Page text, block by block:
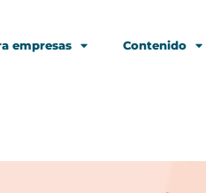
empresas Contenido